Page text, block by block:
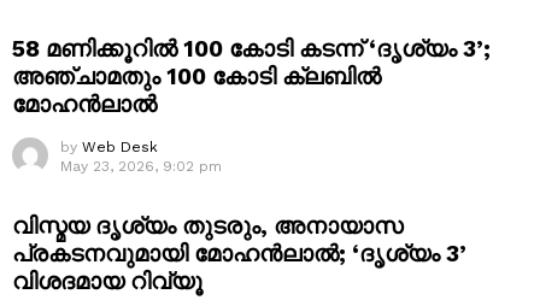
58 മണിക്കൂറിൽ 100 കോടി കടന്ന് ‘ദൃശ്യം 3’;
അഞ്ചാമതും 100 കോടി ക്ലബിൽ
മോഹൻലാൽ
by Web Desk
May 23, 2026, 9:02 pm
വിസ്മയ ദൃശ്യം തുടരും, അനായാസ
പ്രകടനവുമായി മോഹൻലാൽ; ‘ദൃശ്യം 3’
വിശദമായ റിവ്യൂ